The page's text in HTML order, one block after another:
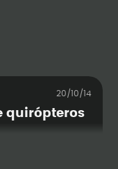
20/10/14
quirópteros